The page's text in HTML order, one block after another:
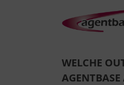
WELCHE
AGENTBASE